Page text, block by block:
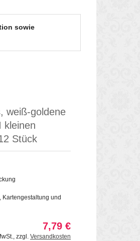
sowie
weiß-goldene
kleinen
Stück
und
7,79 €
, zzgl. Versandkosten